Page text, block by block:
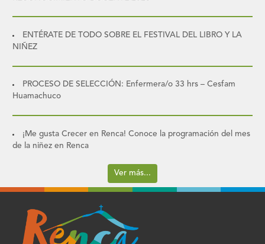
ENTÉRATE DE TODO SOBRE EL FESTIVAL DEL LIBRO Y LA
NIÑEZ
PROCESO DE SELECCIÓN: Enfermera/o 33 hrs – Cesfam
Huamachuco
¡Me gusta Crecer en Renca! Conoce la programación del mes
de la niñez en Renca
Ver más...